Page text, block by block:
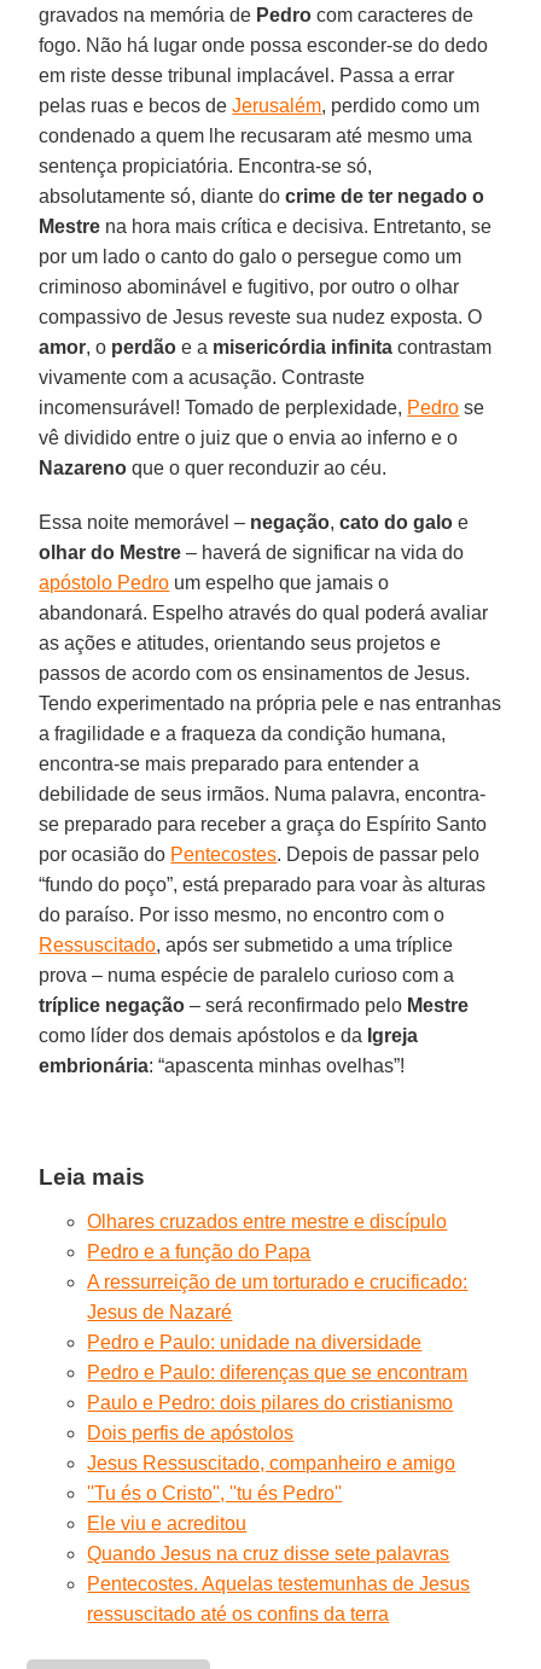
gravados na memória de Pedro com caracteres de
fogo. Não há lugar onde possa esconder-se do dedo
em riste desse tribunal implacável. Passa a errar
pelas ruas e becos deJerusalém, perdido como um
condenado a quem lhe recusaram até mesmo uma
sentença propiciatória. Encontra-se só,
absolutamente só, diante docrime de ter negado o
Mestre na hora mais crítica e decisiva. Entretanto, se
por um lado o canto do galo o persegue como um
criminoso abominável e fugitivo, por outro o olhar
compassivo de Jesus reveste sua nudez exposta. O
amor, o perdão e a misericórdia infinita contrastam
vivamente com a acusação. Contraste
incomensurável! Tomado de perplexidade, Pedro se
vê dividido entre o juiz que o envia ao inferno e o
Nazareno que o quer reconduzir ao céu.
Essa noite memorável – negação, cato do galo e
olhar do Mestre – haverá de significar na vida do
apóstolo Pedro um espelho que jamais o
abandonará. Espelho através do qual poderá avaliar
as ações e atitudes, orientando seus projetos e
passos de acordo com os ensinamentos de Jesus.
Tendo experimentado na própria pele e nas entranhas
a fragilidade e a fraqueza da condição humana,
encontra-se mais preparado para entender a
debilidade de seus irmãos. Numa palavra, encontra-
se preparado para receber a graça do Espírito Santo
por ocasião do Pentecostes. Depois de passar pelo
“fundo do poço”, está preparado para voar às alturas
do paraíso. Por isso mesmo, no encontro com o
Ressuscitado, após ser submetido a uma tríplice
prova – numa espécie de paralelo curioso com a
tríplice negação – será reconfirmado pelo Mestre
como líder dos demais apóstolos e da Igreja
embrionária: “apascenta minhas ovelhas”!
Leia mais
Olhares cruzados entre mestre e discípulo
Pedro e a função do Papa
A ressurreição de um torturado e crucificado:
Jesus de Nazaré
Pedro e Paulo: unidade na diversidade
Pedro e Paulo: diferenças que se encontram
Paulo e Pedro: dois pilares do cristianismo
Dois perfis de apóstolos
Jesus Ressuscitado, companheiro e amigo
''Tu és o Cristo'', ''tu és Pedro''
Ele viu e acreditou
Quando Jesus na cruz disse sete palavras
Pentecostes. Aquelas testemunhas de Jesus
ressuscitado até os confins da terra